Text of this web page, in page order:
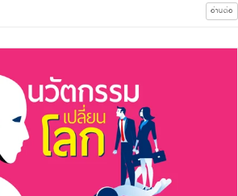
อ่านต่อ